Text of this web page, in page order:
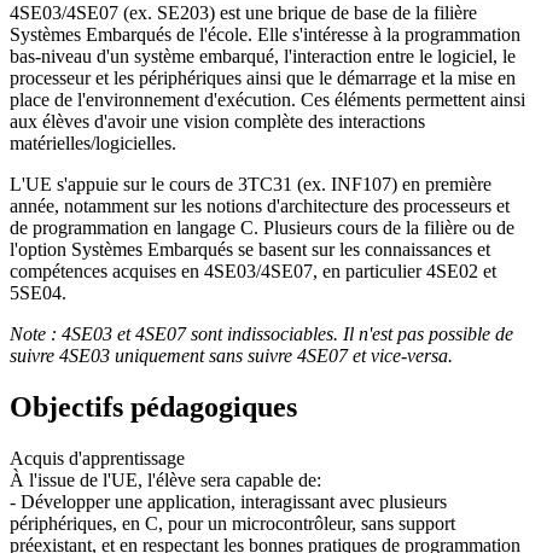
4SE03/4SE07 (ex. SE203) est une brique de base de la filière
Systèmes Embarqués de l'école. Elle s'intéresse à la programmation
bas-niveau d'un système embarqué, l'interaction entre le logiciel, le
processeur et les périphériques ainsi que le démarrage et la mise en
place de l'environnement d'exécution. Ces éléments permettent ainsi
aux élèves d'avoir une vision complète des interactions
matérielles/logicielles.
L'UE s'appuie sur le cours de 3TC31 (ex. INF107) en première
année, notamment sur les notions d'architecture des processeurs et
de programmation en langage C. Plusieurs cours de la filière ou de
l'option Systèmes Embarqués se basent sur les connaissances et
compétences acquises en 4SE03/4SE07, en particulier 4SE02 et
5SE04.
Note : 4SE03 et 4SE07 sont indissociables. Il n'est pas possible de
suivre 4SE03 uniquement sans suivre 4SE07 et vice-versa.
Objectifs pédagogiques
Acquis d'apprentissage
À l'issue de l'UE, l'élève sera capable de:
- Développer une application, interagissant avec plusieurs
périphériques, en C, pour un microcontrôleur, sans support
préexistant, et en respectant les bonnes pratiques de programmation